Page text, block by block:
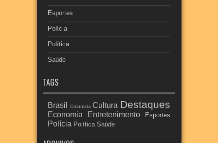
Esportes
Polícia
Política
Saúde
TAGS
Brasil Colunista Cultura Destaques
Economia Entretenimento Esportes
Polícia Política Saúde